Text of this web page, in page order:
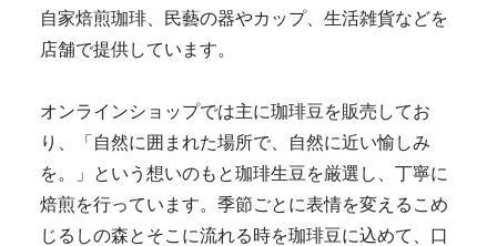
自家焙煎珈琲、民藝の器やカップ、生活雑貨などを
店舗で提供しています。
オンラインショップでは主に珈琲豆を販売してお
り、「自然に囲まれた場所で、自然に近い愉しみ
を。」という想いのもと珈琲生豆を厳選し、丁寧に
焙煎を行っています。季節ごとに表情を変えるこめ
じるしの森とそこに流れる時を珈琲豆に込めて、口